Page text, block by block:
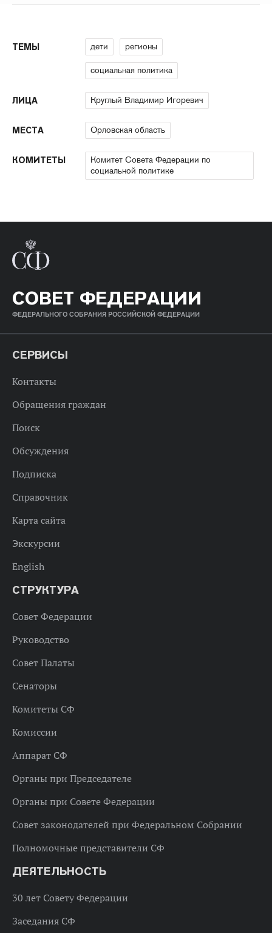
ТЕМЫ дети регионы
социальная политика
ЛИЦА Круглый Владимир Игоревич
МЕСТА Орловская область
КОМИТЕТЫ
Комитет Совета Федерации по
социальной политике
СОВЕТ ФЕДЕРАЦИИ
ФЕДЕРАЛЬНОГО СОБРАНИЯ РОССИЙСКОЙ ФЕДЕРАЦИИ
СЕРВИСЫ
Контакты
Обращения граждан
Поиск
Обсуждения
Подписка
Справочник
Карта сайта
Экскурсии
English
СТРУКТУРА
Совет Федерации
Руководство
Совет Палаты
Сенаторы
Комитеты СФ
Комиссии
Аппарат СФ
Органы при Председателе
Органы при Совете Федерации
Совет законодателей при Федеральном Собрании
Полномочные представители СФ
ДЕЯТЕЛЬНОСТЬ
30 лет Совету Федерации
Заседания СФ